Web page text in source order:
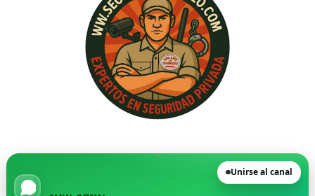
Adjudicado por 87,9 millones el contrato de apoyo a
🚨 Falta de vigilantes en El Retiro: cuando la
Suspensión cautelar de la adjudicación de varios
🛡️ Vecinos de VPP en Playa de San Juan denuncian
Novedad. Orden INT/25/2026 — Habilitación de
La Moraleja, condenada a readmitir a su director de
Unirse al canal